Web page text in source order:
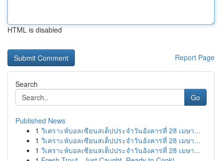
HTML is disabled
Report Page
Search
Go
Published News
1 วิเคราะห์บอลเซียนสเต็ปประจำวันอังคารที่ 28 เมษา...
1 วิเคราะห์บอลเซียนสเต็ปประจำวันอังคารที่ 28 เมษา...
1 วิเคราะห์บอลเซียนสเต็ปประจำวันอังคารที่ 28 เมษา...